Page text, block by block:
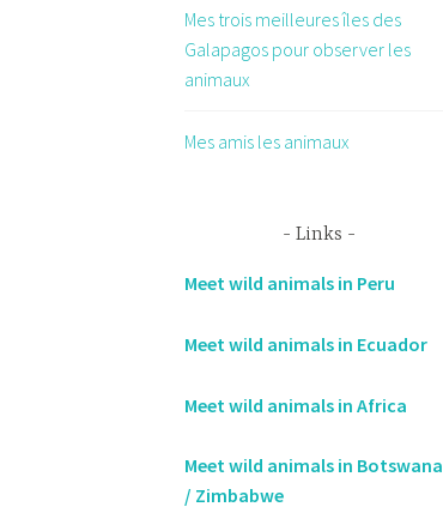
Mes trois meilleures îles des
Galapagos pour observer les
animaux
Mes amis les animaux
Links
Meet wild animals in Peru
Meet wild animals in Ecuador
Meet wild animals in Africa
Meet wild animals in Botswana
/ Zimbabwe